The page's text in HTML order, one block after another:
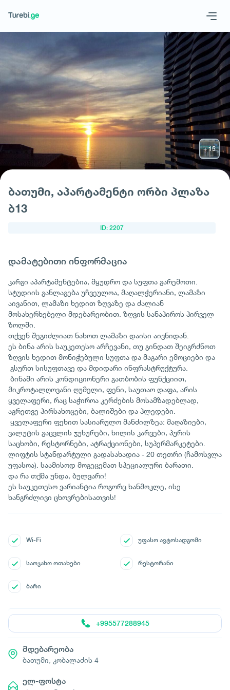
Geo Eng
მოითხოვე სასტუმრო
ბათუმი, აპარტამენტი ორბი პლაზა
ბ13
ID: 2207
დამატებითი ინფორმაცია
კარგი აპარტამენტებია, მყუდრო და სუფთა გარემოთი.
სტუდიის განლაგება უჩვეულოა, მაღალჭერიანი, ლამაზი
აივანით, ლამაზი ხედით ზღვაზე და ძალიან
მოსახერხებელი მდებარეობით. ზღვის სანაპიროს პირველ
ზოლში.
თქვენ შეგიძლიათ ნახოთ ლამაზი დაისი აივნიდან.
ეს ბინა არის საუკეთესო არჩევანი, თუ გინდათ შეიგრძნოთ
ზღვის ხედით მონიჭებული სუფთა და მაგარი ემოციები და
გსურთ სისუფთავე და მდიდარი ინფრასტრუქტურა.
ბინაში არის კონდიციონერი გათბობის ფუნქციით,
მიკროტალღოვანი ღუმელი, ფენი, საუთაო დაფა, არის
ყველაფერი, რაც საჭიროა კერძების მოსამზადებლად,
აგრეთვე პირსახოცები, ბალიშები და პლედები.
ყველაფერი ფეხით სასიარულო მანძილზეა: მაღაზიები,
ვალუტის გაცვლის ჯუხურები, ხილის კარვები, პურის
საცხობი, რესტორნები, ატრაქციონები, სუპერმარკეტები.
ლიფტის სტანდარტული გადასახადია - 20 თეთრი (ჩამოსვლა
უფასოა). საამისოდ მოგეცემათ სპეციალური ბარათი.
და რა თქმა უნდა, ბულვარი!
ეს საუკეთესო ვარიანტია როგორც ხანმოკლე, ისე
ხანგრძლივი ცხოვრებისათვის!
Wi-Fi უფასო ავტოსადგომი
საოჯახო ოთახები რესტორანი
ბარი
+995577288945
მდებარეობა
ბათუმი, კობალაძის 4
ელ-ფოსტა